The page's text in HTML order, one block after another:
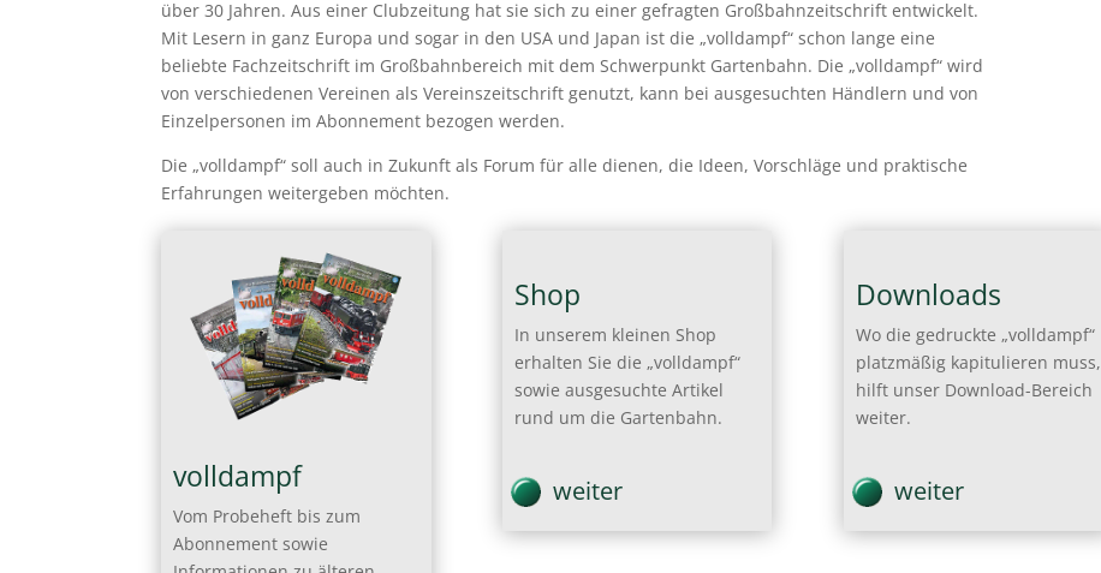
über 30 Jahren. Aus einer Clubzeitung hat sie sich zu einer gefragten Großbahnzeitschrift entwickelt.
Mit Lesern in ganz Europa und sogar in den USA und Japan ist die „volldampf“ schon lange eine
beliebte Fachzeitschrift im Großbahnbereich mit dem Schwerpunkt Gartenbahn. Die „volldampf“ wird
von verschiedenen Vereinen als Vereinszeitschrift genutzt, kann bei ausgesuchten Händlern und von
Einzelpersonen im Abonnement bezogen werden.
Die „volldampf“ soll auch in Zukunft als Forum für alle dienen, die Ideen, Vorschläge und praktische
Erfahrungen weitergeben möchten.
volldampf
Vom Probeheft bis zum
Abonnement sowie
Shop
In unserem kleinen Shop
erhalten Sie die „volldampf“
sowie ausgesuchte Artikel
rund um die Gartenbahn.
weiter
Downloads
Wo die gedruckte „volldampf“
platzmäßig kapitulieren muss,
hilft unser Download-Bereich
weiter.
weiter